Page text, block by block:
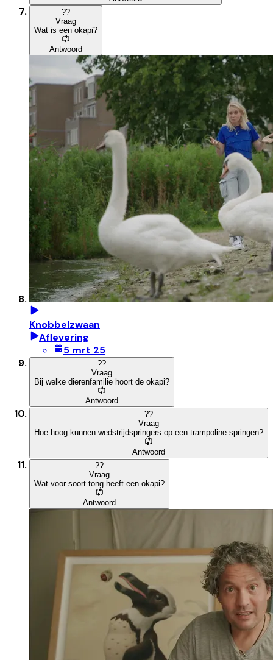
??
Vraag
Wat is een okapi?
Antwoord
Knobbelzwaan
Aflevering
5 mrt 25
??
Vraag
Bij welke dierenfamilie hoort de okapi?
Antwoord
??
Vraag
Hoe hoog kunnen wedstrijdspringers op een trampoline springen?
Antwoord
??
Vraag
Wat voor soort tong heeft een okapi?
Antwoord